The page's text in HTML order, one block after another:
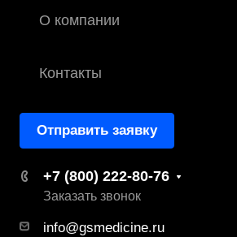
О компании
Контакты
Отправить заявку
+7 (800) 222-80-76
Заказать звонок
info@gsmedicine.ru